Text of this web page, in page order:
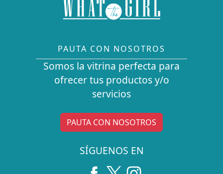
PAUTA CON NOSOTROS
Somos la vitrina perfecta para
ofrecer tus productos y/o
servicios
PAUTA CON NOSOTROS
SÍGUENOS EN